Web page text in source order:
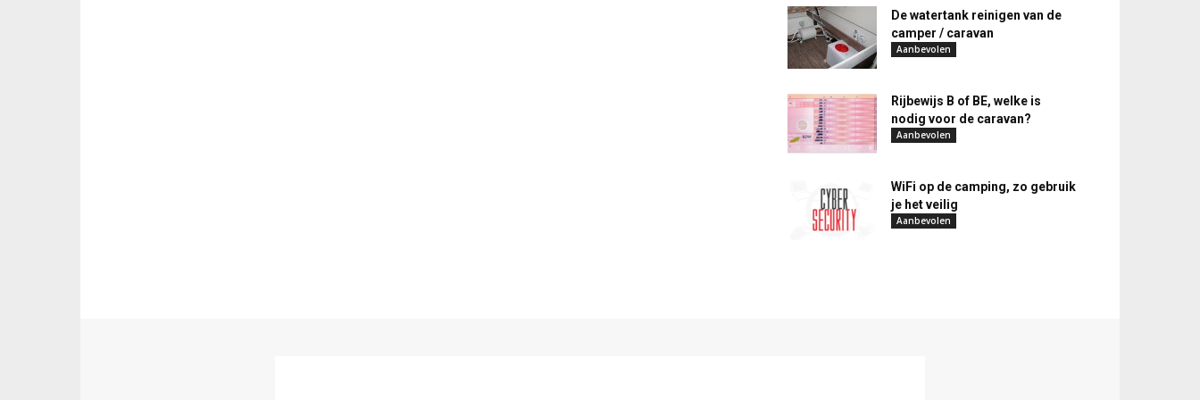
De watertank reinigen van de
camper / caravan
Aanbevolen
Rijbewijs B of BE, welke is
nodig voor de caravan?
Aanbevolen
WiFi op de camping, zo gebruik
je het veilig
Aanbevolen